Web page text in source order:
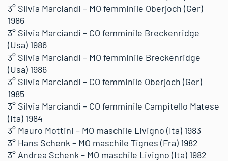
3° Silvia Marciandi – MO femminile Oberjoch (Ger)
1986
3° Silvia Marciandi – CO femminile Breckenridge
(Usa) 1986
3° Silvia Marciandi – MO femminile Breckenridge
(Usa) 1986
3° Silvia Marciandi – CO femminile Oberjoch (Ger)
1985
3° Silvia Marciandi – CO femminile Campitello Matese
(Ita) 1984
3° Mauro Mottini – MO maschile Livigno (Ita) 1983
3° Hans Schenk – MO maschile Tignes (Fra) 1982
3° Andrea Schenk – MO maschile Livigno (Ita) 1982